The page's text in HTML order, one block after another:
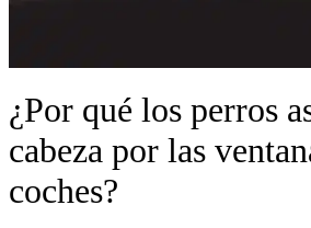
¿Por qué los perros
cabeza por las
coches?